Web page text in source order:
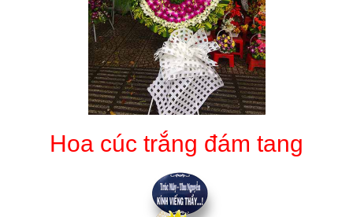
Hoa cúc trắng đám tang